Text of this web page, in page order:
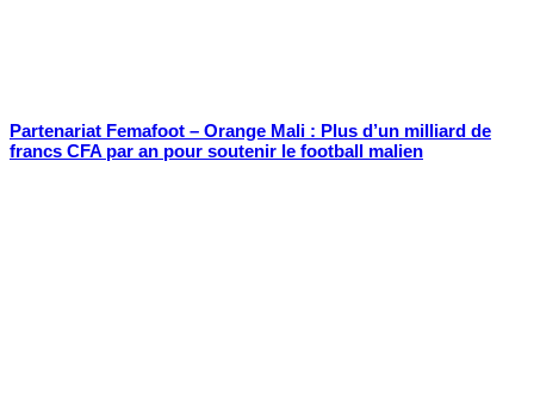
Partenariat Femafoot – Orange Mali : Plus d’un milliard de
francs CFA par an pour soutenir le football malien